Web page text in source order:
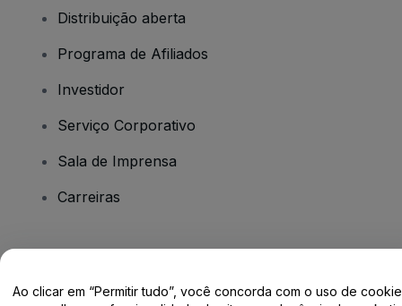
Distribuição aberta
Programa de Afiliados
Investidor
Serviço Corporativo
Sala de Imprensa
Carreiras
Ao clicar em “Permitir tudo”, você concorda com o uso de